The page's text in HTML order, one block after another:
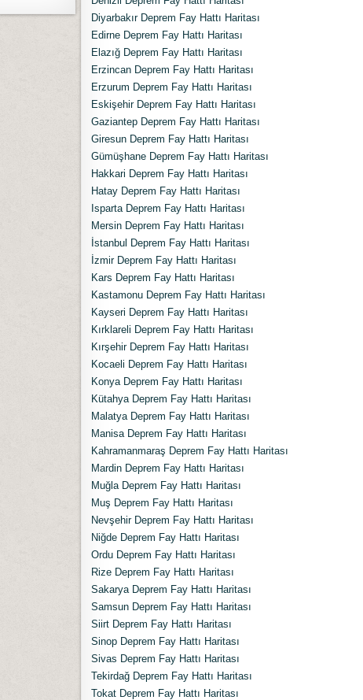
Diyarbakır Deprem Fay Hattı Haritası
Edirne Deprem Fay Hattı Haritası
Elazığ Deprem Fay Hattı Haritası
Erzincan Deprem Fay Hattı Haritası
Erzurum Deprem Fay Hattı Haritası
Eskişehir Deprem Fay Hattı Haritası
Gaziantep Deprem Fay Hattı Haritası
Giresun Deprem Fay Hattı Haritası
Gümüşhane Deprem Fay Hattı Haritası
Hakkari Deprem Fay Hattı Haritası
Hatay Deprem Fay Hattı Haritası
Isparta Deprem Fay Hattı Haritası
Mersin Deprem Fay Hattı Haritası
İstanbul Deprem Fay Hattı Haritası
İzmir Deprem Fay Hattı Haritası
Kars Deprem Fay Hattı Haritası
Kastamonu Deprem Fay Hattı Haritası
Kayseri Deprem Fay Hattı Haritası
Kırklareli Deprem Fay Hattı Haritası
Kırşehir Deprem Fay Hattı Haritası
Kocaeli Deprem Fay Hattı Haritası
Konya Deprem Fay Hattı Haritası
Kütahya Deprem Fay Hattı Haritası
Malatya Deprem Fay Hattı Haritası
Manisa Deprem Fay Hattı Haritası
Kahramanmaraş Deprem Fay Hattı Haritası
Mardin Deprem Fay Hattı Haritası
Muğla Deprem Fay Hattı Haritası
Muş Deprem Fay Hattı Haritası
Nevşehir Deprem Fay Hattı Haritası
Niğde Deprem Fay Hattı Haritası
Ordu Deprem Fay Hattı Haritası
Rize Deprem Fay Hattı Haritası
Sakarya Deprem Fay Hattı Haritası
Samsun Deprem Fay Hattı Haritası
Siirt Deprem Fay Hattı Haritası
Sinop Deprem Fay Hattı Haritası
Sivas Deprem Fay Hattı Haritası
Tekirdağ Deprem Fay Hattı Haritası
Tokat Deprem Fay Hattı Haritası